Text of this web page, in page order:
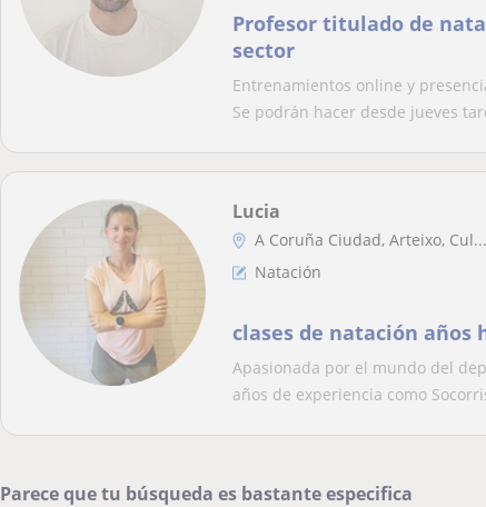
Profesor titulado de
sector
Entrenamientos online y
Se podrán hacer desde jueves
Lucia
A Coruña Ciudad, Arteixo, Cul...
Natación
clases de natación años
Apasionada por el mundo del
años de experiencia como
Parece que tu búsqueda es bastante especifica